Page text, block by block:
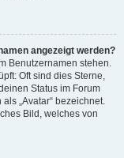
angezeigt werden?
Benutzernamen stehen.
Oft sind dies Sterne,
Status im Forum
„Avatar“ bezeichnet.
Bild, welches von